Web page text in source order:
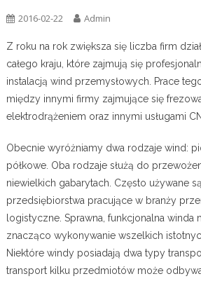
2016-02-22 Admin
Z roku na rok zwiększa się liczba firm
całego kraju, które zajmują się
instalacją wind przemysłowych. Prace
między innymi firmy zajmujące się
elektrodrążeniem oraz innymi usługami
Obecnie wyróżniamy dwa rodzaje wind:
półkowe. Oba rodzaje służą do
niewielkich gabarytach. Często używane
przedsiębiorstwa pracujące w branży
logistyczne. Sprawna, funkcjonalna winda
znacząco wykonywanie wszelkich
Niektóre windy posiadają dwa typy
transport kilku przedmiotów może